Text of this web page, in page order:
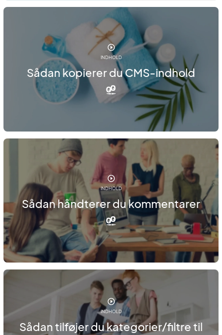
INDHOLD
Sådan kopierer du CMS-indhold
INDHOLD
Sådan håndterer du kommentarer
INDHOLD
Sådan tilføjer du kategorier/filtre til